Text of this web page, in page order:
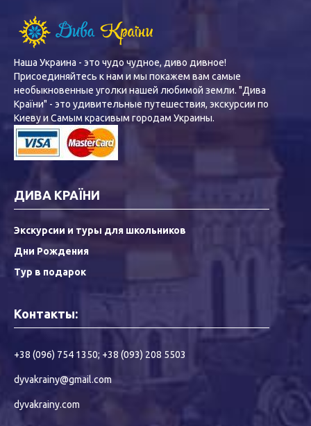
Наша Украина - это чудо чудное, диво дивное!
Присоединяйтесь к нам и мы покажем вам самые
необыкновенные уголки нашей любимой земли. "Дива
Країни" - это удивительные путешествия, экскурсии по
Киеву и Самым красивым городам Украины.
ДИВА КРАЇНИ
Экскурсии и туры для школьников
Дни Рождения
Тур в подарок
Контакты:
+38 (096) 754 1350; +38 (093) 208 5503
dyvakrainy@gmail.com
dyvakrainy.com